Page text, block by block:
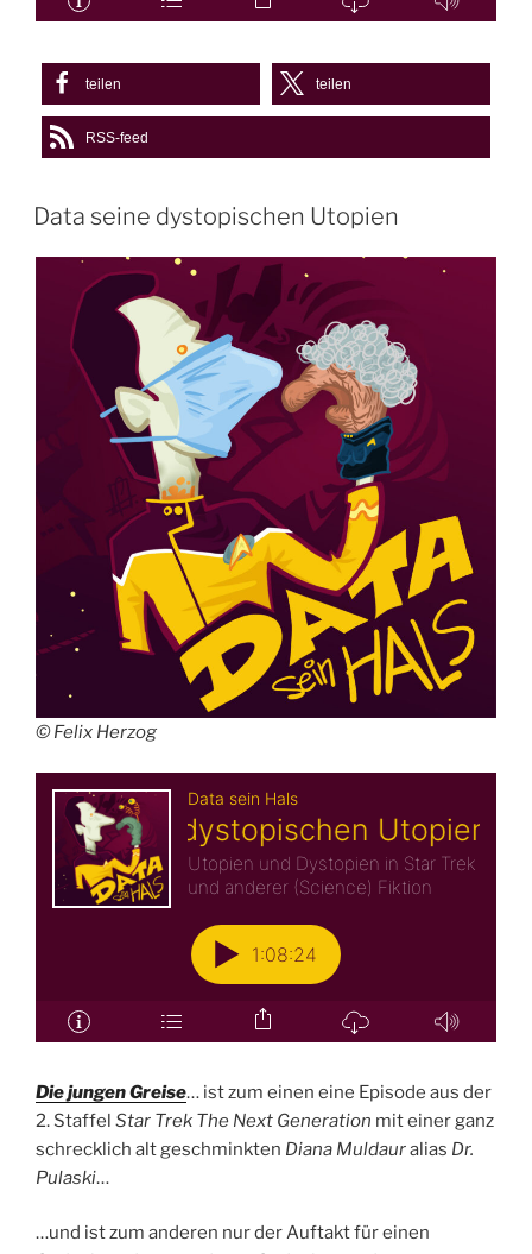
teilen teilen
RSS-feed
Data seine dystopischen Utopien
© Felix Herzog
Die jungen Greise… ist zum einen eine Episode aus der
2. Staffel Star Trek The Next Generation mit einer ganz
schrecklich alt geschminkten Diana Muldauralias Dr.
Pulaski…
…und ist zum anderen nur der Auftakt für einen